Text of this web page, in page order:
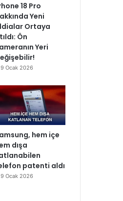
18 Pro
Yeni
Ortaya
Ön
Yeri
9 Ocak 2026
hem içe
dışa
patenti aldı
9 Ocak 2026